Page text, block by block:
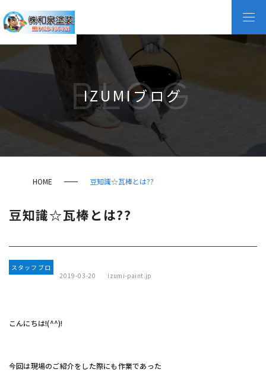
IZUMIブログ
BLOG
HOME 豆知識☆瓦棒とは??
豆知識☆瓦棒とは??
スタッフブロ
2019-03-20 izumi-paint.jp
こんにちは!(^^)!
今回は現場のご紹介をした際にも作業であった